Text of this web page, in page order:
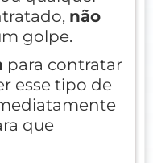
não
golpe.
para contratar
esse tipo de
que